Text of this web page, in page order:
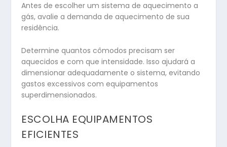
Antes de escolher um sistema de aquecimento a
gás, avalie a demanda de aquecimento de sua
residência.
Determine quantos cômodos precisam ser
aquecidos e com que intensidade. Isso ajudará a
dimensionar adequadamente o sistema, evitando
gastos excessivos com equipamentos
superdimensionados.
ESCOLHA EQUIPAMENTOS
EFICIENTES